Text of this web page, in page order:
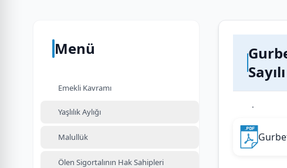
Menü
Emekli Kavramı
Yaşlılık Aylığı
Malullük
Ölen Sigortalının Hak Sahipleri
.